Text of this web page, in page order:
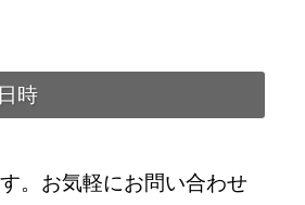
日時
。お気軽にお問い合わせ